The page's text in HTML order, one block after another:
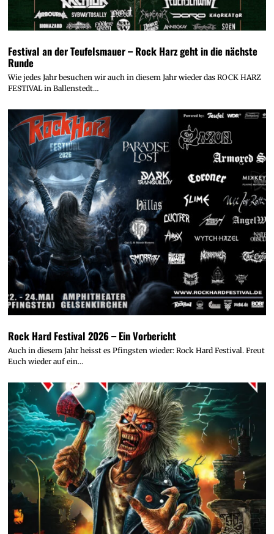
Festival an der Teufelsmauer – Rock Harz geht in die nächste
Runde
Wie jedes Jahr besuchen wir auch in diesem Jahr wieder das ROCK HARZ
FESTIVAL in Ballenstedt…
Rock Hard Festival 2026 – Ein Vorbericht
Auch in diesem Jahr heisst es Pfingsten wieder: Rock Hard Festival. Freut
Euch wieder auf ein…